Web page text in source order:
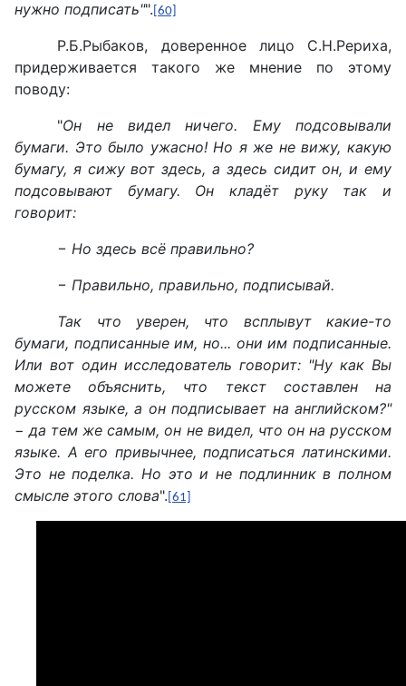
нужно подписать"". [60]
Р.Б.Рыбаков, доверенное лицо С.Н.Рериха,
придерживается такого же мнение по этому
поводу:
"Он не видел ничего. Ему подсовывали
бумаги. Это было ужасно! Но я же не вижу, какую
бумагу, я сижу вот здесь, а здесь сидит он, и ему
подсовывают бумагу. Он кладёт руку так и
говорит:
− Но здесь всё правильно?
− Правильно, правильно, подписывай.
Так что уверен, что всплывут какие-то
бумаги, подписанные им, но... они им подписанные.
Или вот один исследователь говорит: "Ну как Вы
можете объяснить, что текст составлен на
русском языке, а он подписывает на английском?"
− да тем же самым, он не видел, что он на русском
языке. А его привычнее, подписаться латинскими.
Это не поделка. Но это и не подлинник в полном
смысле этого слова". [61]